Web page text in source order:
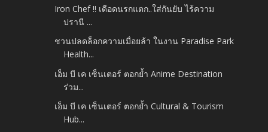
Iron Chef !! เดือดนรกแตก..ใส่กันยับ ไร้ความ
ปรานี ...
ชวนปลดล็อกความเมื่อยล้า ในงาน Paradise Park
Health...
เอ็ม บี เค เซ็นเตอร์ ตอกย้ำ Anime Destination
ร่วม...
เอ็ม บี เค เซ็นเตอร์ ตอกย้ำ Cultural & Tourism
Hub...